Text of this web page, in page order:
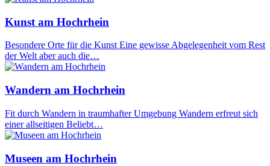
Kunst am Hochrhein
Besondere Orte für die Kunst Eine gewisse Abgelegenheit vom Rest
der Welt aber auch die…
Wandern am Hochrhein
Fit durch Wandern in traumhafter Umgebung Wandern erfreut sich
einer allseitigen Beliebt…
Museen am Hochrhein